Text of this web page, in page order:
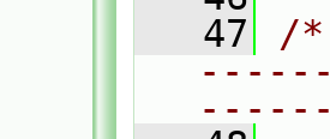
   47
/